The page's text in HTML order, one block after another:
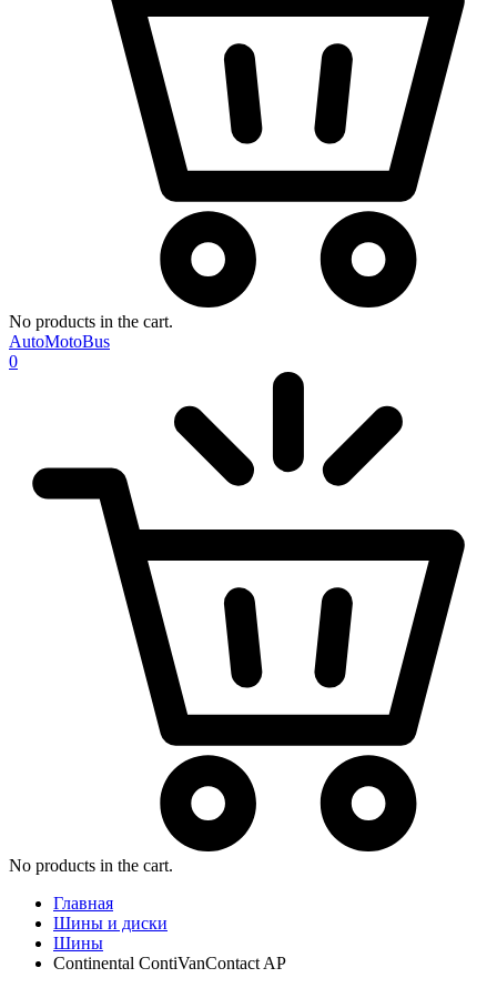
No products in the cart.
AutoMotoBus
0
No products in the cart.
Главная
Шины и диски
Шины
Continental ContiVanContact AP